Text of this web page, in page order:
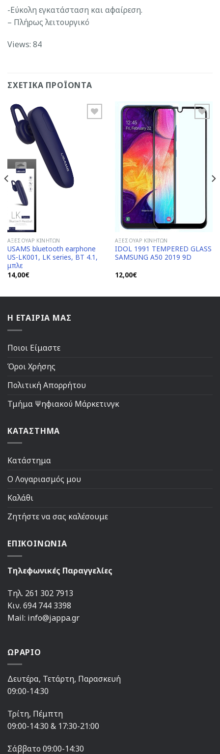
-Εύκολη εγκατάσταση και αφαίρεση.
– Πλήρως λειτουργικό
Views: 84
ΣΧΕΤΙΚΆ ΠΡΟΪΌΝΤΑ
ΑΞΕΣΟΥΆΡ ΚΙΝΗΤΏΝ
USAMS bluetooth earphone
US-LK001, LK series, BT 4.1,
μπλε
14,00€
ΑΞΕΣΟΥΆΡ ΚΙΝΗΤΏΝ
IDOL 1991 TEMPERED GLASS
SAMSUNG A50 2019 9D
12,00€
Η ΕΤΑΙΡΙΑ ΜΑΣ
Ποιοι Είμαστε
Όροι Χρήσης
Πολιτική Απορρήτου
Τμήμα Ψηφιακού Μάρκετινγκ
ΚΑΤΑΣΤΗΜΑ
Κατάστημα
Ο Λογαριασμός μου
Καλάθι
Ζητήστε να σας καλέσουμε
ΕΠΙΚΟΙΝΩΝΙΑ
Τηλεφωνικές Παραγγελίες
Τηλ. 261 302 7913
Κιν. 694 744 3398
Mail: info@jappa.gr
ΩΡΑΡΙΟ
Δευτέρα, Τετάρτη, Παρασκευή
09:00-14:30
Τρίτη, Πέμπτη
09:00-14:30 & 17:30-21:00
Σάββατο 09:00-14:30